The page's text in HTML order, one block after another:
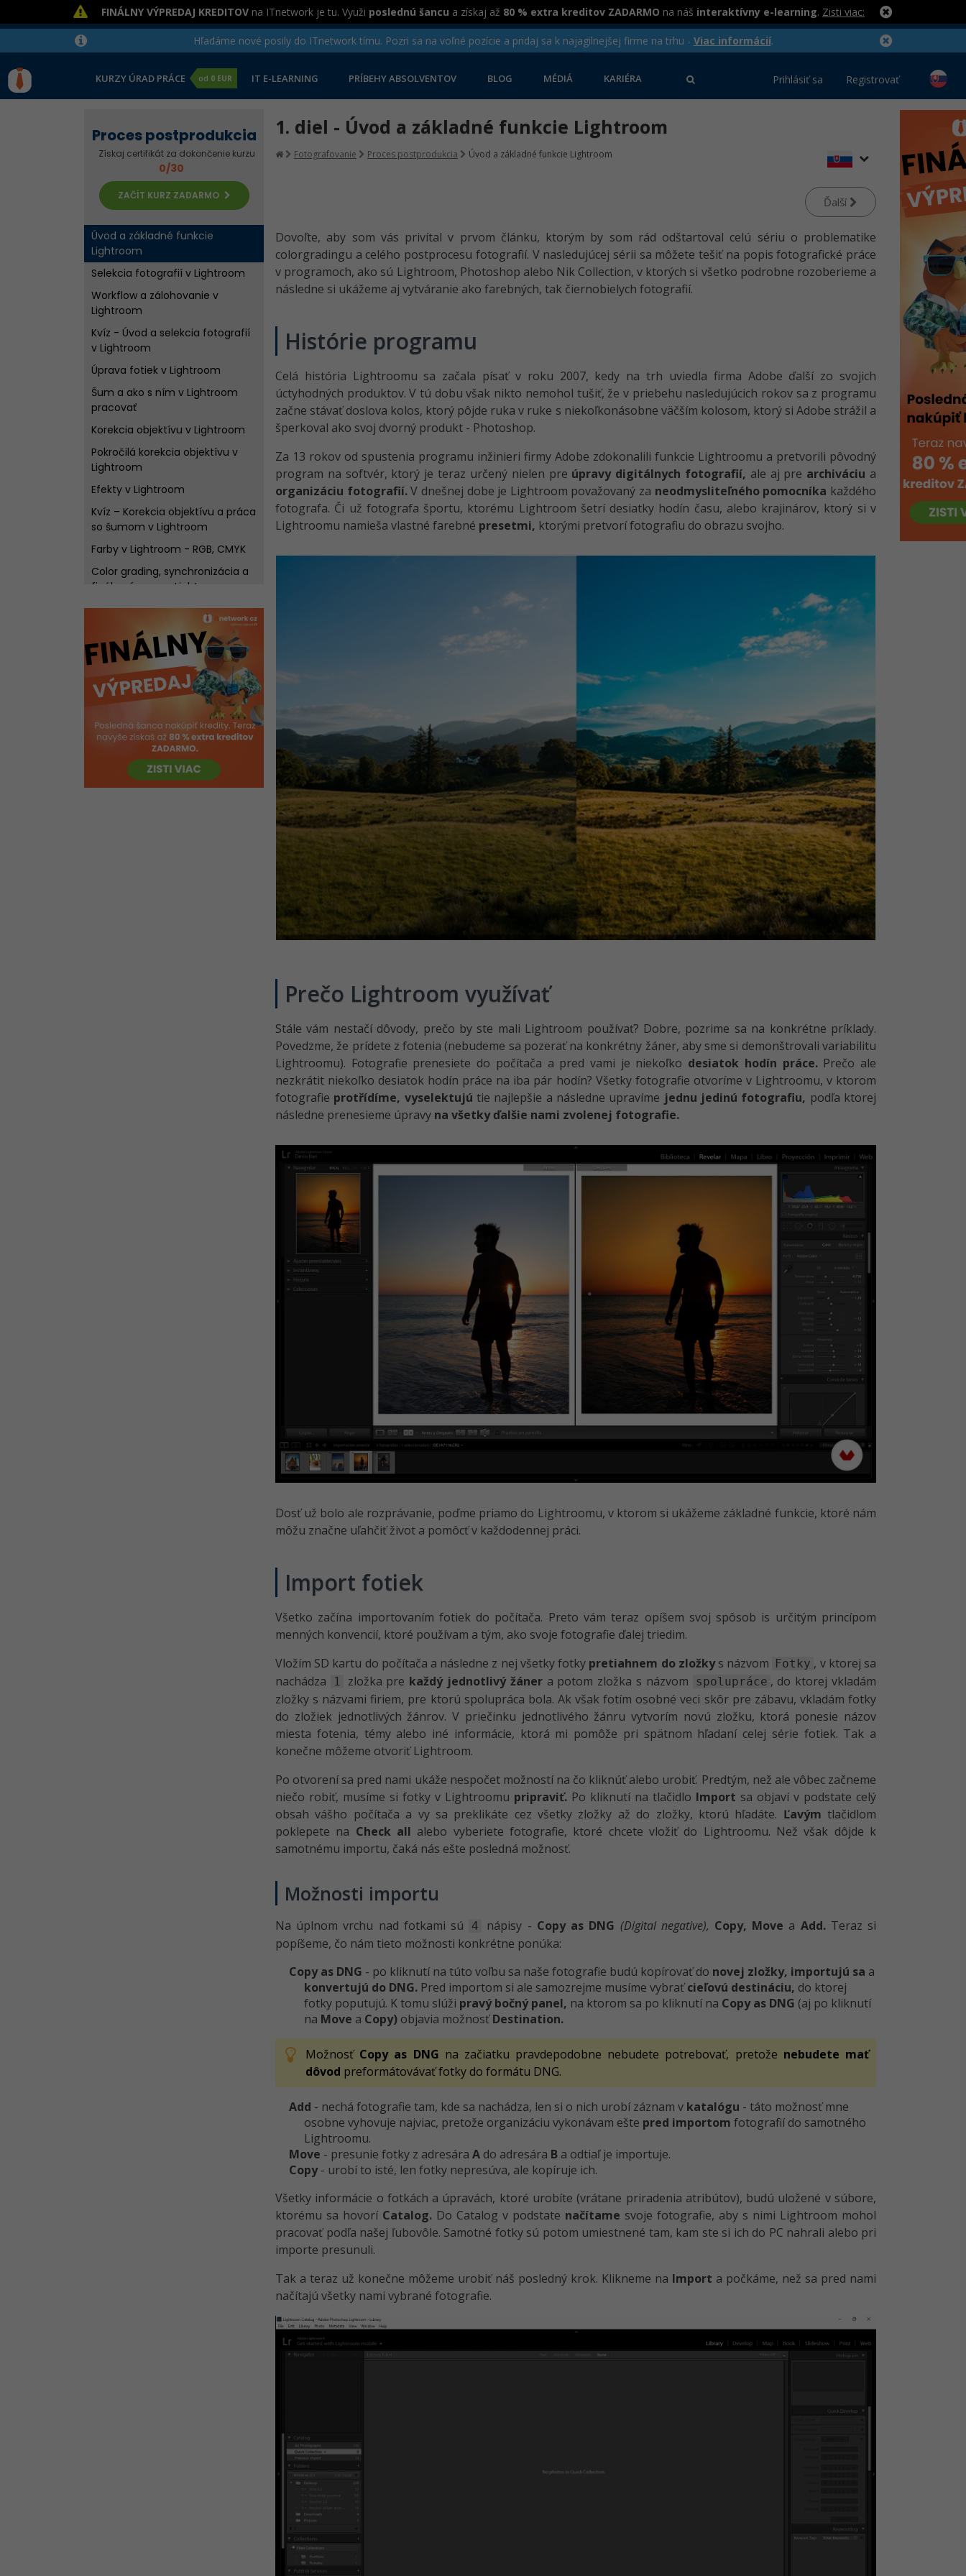
FINÁLNY VÝPREDAJ KREDITOV na ITnetwork je tu. Využi poslednú šancu a získaj až 80 % extra kreditov ZADARMO na náš interaktívny e-learning. Zisti viac:
Hľadáme nové posily do ITnetwork tímu. Pozri sa na voľné pozície a pridaj sa k najagilnejšej firme na trhu - Viac informácií.
KURZY ÚRAD PRÁCE od 0 EUR IT E-LEARNING PRÍBEHY ABSOLVENTOV BLOG MÉDIÁ KARIÉRA Prihlásiť sa Registrovať
Proces postprodukcia
Získaj certifikát za dokončenie kurzu
0/30
ZAČÍT KURZ ZADARMO
Úvod a základné funkcie
Lightroom
Selekcia fotografií v Lightroom
Workflow a zálohovanie v
Lightroom
Kvíz - Úvod a selekcia fotografií
v Lightroom
Úprava fotiek v Lightroom
Šum a ako s ním v Lightroom
pracovať
Korekcia objektívu v Lightroom
Pokročilá korekcia objektívu v
Lightroom
Efekty v Lightroom
Kvíz – Korekcia objektívu a práca
so šumom v Lightroom
Farby v Lightroom - RGB, CMYK
Color grading, synchronizácia a
finálne úpravy v Lightroom
Orezávanie a retuše v Lightroom
Kvíz - Pokročilá korekcia
objektívu a efekty v Lightroom
Retuše a efekt červených očí v
Lightroom
Graduated Filter v Lightroom
Radial Filter a Brush v Lightroom
Kvíz - Farby, color grading a
úpravy v Lightroom
Presety v Lightroom
1. diel - Úvod a základné funkcie Lightroom
Fotografovanie Proces postprodukcia Úvod a základné funkcie Lightroom
Ďalší
Dovoľte, aby som vás privítal v prvom článku, ktorým by som rád odštartoval celú sériu o problematike
colorgradingu a celého postprocesu fotografií. V nasledujúcej sérii sa môžete tešiť na popis fotografické práce
v programoch, ako sú Lightroom, Photoshop alebo Nik Collection, v ktorých si všetko podrobne rozoberieme a
následne si ukážeme aj vytváranie ako farebných, tak čiernobielych fotografií.
Histórie programu
Celá história Lightroomu sa začala písať v roku 2007, kedy na trh uviedla firma Adobe ďalší zo svojich
úctyhodných produktov. V tú dobu však nikto nemohol tušiť, že v priebehu nasledujúcich rokov sa z programu
začne stávať doslova kolos, ktorý pôjde ruka v ruke s niekoľkonásobne väčším kolosom, ktorý si Adobe strážil a
šperkoval ako svoj dvorný produkt - Photoshop.
Za 13 rokov od spustenia programu inžinieri firmy Adobe zdokonalili funkcie Lightroomu a pretvorili pôvodný
program na softvér, ktorý je teraz určený nielen pre úpravy digitálnych fotografií, ale aj pre archiváciu a
organizáciu fotografií.V dnešnej dobe je Lightroom považovaný za neodmysliteľného pomocníka každého
fotografa. Či už fotografa športu, ktorému Lightroom šetrí desiatky hodín času, alebo krajinárov, ktorý si v
Lightroomu namieša vlastné farebné presetmi, ktorými pretvorí fotografiu do obrazu svojho.
Prečo Lightroom využívať
Stále vám nestačí dôvody, prečo by ste mali Lightroom používať? Dobre, pozrime sa na konkrétne príklady.
Povedzme, že prídete z fotenia (nebudeme sa pozerať na konkrétny žáner, aby sme si demonštrovali variabilitu
Lightroomu). Fotografie prenesiete do počítača a pred vami je niekoľko desiatok hodín práce.Prečo ale
nezkrátit niekoľko desiatok hodín práce na iba pár hodín? Všetky fotografie otvoríme v Lightroomu, v ktorom
fotografie protřídíme, vyselektujú tie najlepšie a následne upravíme jednu jedinú fotografiu, podľa ktorej
následne prenesieme úpravy na všetky ďalšie nami zvolenej fotografie.
Dosť už bolo ale rozprávanie, poďme priamo do Lightroomu, v ktorom si ukážeme základné funkcie, ktoré nám
môžu značne uľahčiť život a pomôcť v každodennej práci.
Import fotiek
Všetko začína importovaním fotiek do počítača. Preto vám teraz opíšem svoj spôsob is určitým princípom
menných konvencií, ktoré používam a tým, ako svoje fotografie ďalej triedim.
Vložím SD kartu do počítača a následne z nej všetky fotky pretiahnem do zložkys názvom Fotky , v ktorej sa
nachádza
1 zložka pre každý jednotlivý žánera potom zložka s názvom spolupráce , do ktorej vkladám
zložky s názvami firiem, pre ktorú spolupráca bola. Ak však fotím osobné veci skôr pre zábavu, vkladám fotky
do zložiek jednotlivých žánrov. V priečinku jednotlivého žánru vytvorím novú zložku, ktorá ponesie názov
miesta fotenia, témy alebo iné informácie, ktorá mi pomôže pri spätnom hľadaní celej série fotiek. Tak a
konečne môžeme otvoriť Lightroom.
Po otvorení sa pred nami ukáže nespočet možností na čo kliknúť alebo urobiť. Predtým, než ale vôbec začneme
niečo robiť, musíme si fotky v Lightroomu pripraviť. Po kliknutí na tlačidlo Import sa objaví v podstate celý
obsah vášho počítača a vy sa preklikáte cez všetky zložky až do zložky, ktorú hľadáte. Ľavým tlačidlom
poklepete na Check all alebo vyberiete fotografie, ktoré chcete vložiť do Lightroomu. Než však dôjde k
samotnému importu, čaká nás ešte posledná možnosť.
Možnosti importu
Na úplnom vrchu nad fotkami sú 4 nápisy - Copy as DNG (Digital negative), Copy, Move a Add.Teraz si
popíšeme, čo nám tieto možnosti konkrétne ponúka:
Copy as DNG - po kliknutí na túto voľbu sa naše fotografie budú kopírovať do novej zložky, importujú sa a
konvertujú do DNG. Pred importom si ale samozrejme musíme vybraťcieľovú destináciu, do ktorej
fotky poputujú. K tomu slúži pravý bočný panel, na ktorom sa po kliknutí na Copy as DNG (aj po kliknutí
na Move a Copy) objavia možnosťDestination.
Možnosť Copy as DNG na začiatku pravdepodobne nebudete potrebovať, pretože nebudete mať
dôvod preformátovávať fotky do formátu DNG.
Add - nechá fotografie tam, kde sa nachádza, len si o nich urobí záznam v katalógu - táto možnosť mne
osobne vyhovuje najviac, pretože organizáciu vykonávam ešte pred importom fotografií do samotného
Lightroomu.
Move - presunie fotky z adresáraA do adresára B a odtiaľ je importuje.
Copy- urobí to isté, len fotky nepresúva, ale kopíruje ich.
Všetky informácie o fotkách a úpravách, ktoré urobíte (vrátane priradenia atribútov), budú uložené v súbore,
ktorému sa hovorí Catalog. Do Catalog v podstate načítame svoje fotografie, aby s nimi Lightroom mohol
pracovať podľa našej ľubovôle. Samotné fotky sú potom umiestnené tam, kam ste si ich do PC nahrali alebo pri
importe presunuli.
Tak a teraz už konečne môžeme urobiť náš posledný krok. Klikneme na Import a počkáme, než sa pred nami
načítajú všetky nami vybrané fotografie.